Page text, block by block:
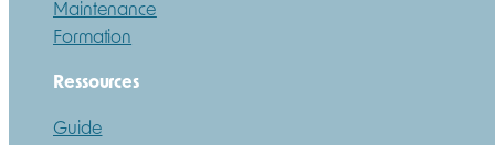
Maintenance
Formation
Ressources
Guide